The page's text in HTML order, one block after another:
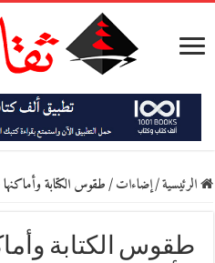
الرئيسية/إضاءات/طقوس الكتابة
طقوس الكتابة